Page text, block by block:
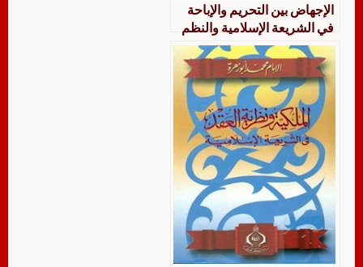
الإجهاض بين التحريم والإباحة
في الشريعة الإسلامية والنظم
الوضعية